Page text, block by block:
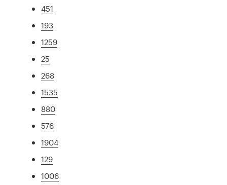
451
193
1259
25
268
1535
880
576
1904
129
1006